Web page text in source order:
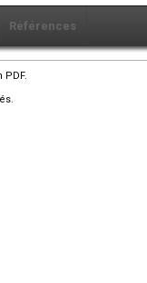
Références